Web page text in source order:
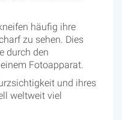
häufig ihre
zu sehen. Dies
durch den
Fotoapparat.
und ihres
weltweit viel